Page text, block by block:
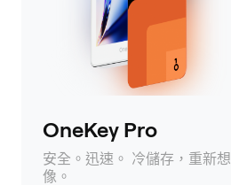
OneKey Pro
安全。迅速。 冷儲存，重新想
像。